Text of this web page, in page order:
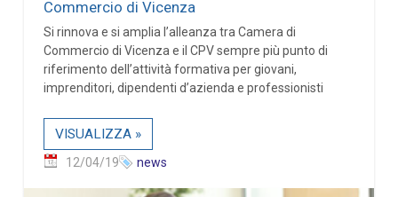
Commercio di Vicenza
Si rinnova e si amplia l’alleanza tra Camera di
Commercio di Vicenza e il CPV sempre più punto di
riferimento dell’attività formativa per giovani,
imprenditori, dipendenti d’azienda e professionisti
VISUALIZZA »
12/04/19 news